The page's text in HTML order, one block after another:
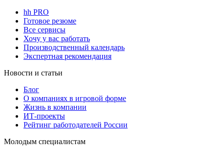
hh PRO
Готовое резюме
Все сервисы
Хочу у вас работать
Производственный календарь
Экспертная рекомендация
Новости и статьи
Блог
О компаниях в игровой форме
Жизнь в компании
ИТ-проекты
Рейтинг работодателей России
Молодым специалистам